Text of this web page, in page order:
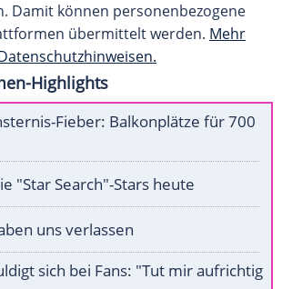
Damit können personenbezogene
übermittelt werden. Mehr
Highlights
Fieber: Balkonplätze für 700
"Star Search"-Stars heute
uns verlassen
sich bei Fans: "Tut mir aufrichtig